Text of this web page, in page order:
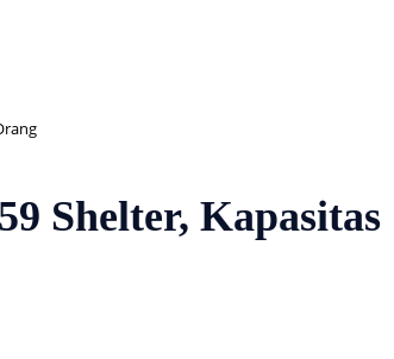
Shelter, Kapasitas